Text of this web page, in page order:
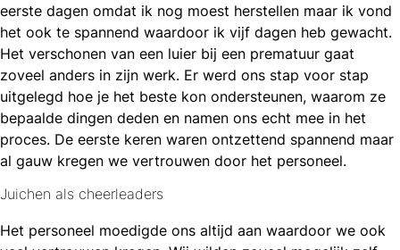
eerste dagen omdat ik nog moest herstellen maar ik vond
het ook te spannend waardoor ik vijf dagen heb gewacht.
Het verschonen van een luier bij een prematuur gaat
zoveel anders in zijn werk. Er werd ons stap voor stap
uitgelegd hoe je het beste kon ondersteunen, waarom ze
bepaalde dingen deden en namen ons echt mee in het
proces. De eerste keren waren ontzettend spannend maar
al gauw kregen we vertrouwen door het personeel.
Juichen als cheerleaders
Het personeel moedigde ons altijd aan waardoor we ook